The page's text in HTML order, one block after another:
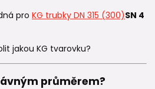
pro KG trubky DN 315 (300)SN 4
průměrem?